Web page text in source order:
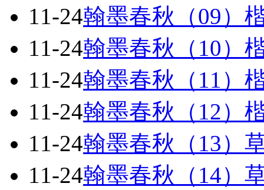
11-24翰墨春秋（09）
11-24翰墨春秋（10）
11-24翰墨春秋（11）
11-24翰墨春秋（12）
11-24翰墨春秋（13）
11-24翰墨春秋（14）